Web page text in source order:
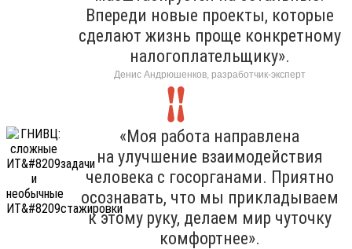
Впереди новые проекты, которые
сделают жизнь проще конкретному
налогоплательщику».
Денис Андрюшенков, разработчик-эксперт
«Моя работа направлена
на улучшение взаимодействия
человека с госорганами. Приятно
осознавать, что мы прикладываем
к этому руку, делаем мир чуточку
комфортнее».